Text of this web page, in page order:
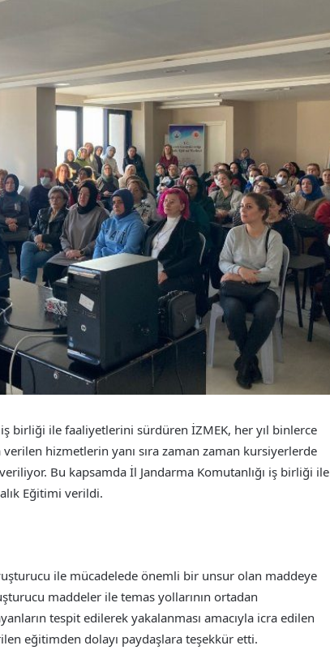
birliği ile faaliyetlerini sürdüren İZMEK, her yıl binlerce
hizmetlerin yanı sıra zaman zaman kursiyerlerde
Bu kapsamda İl Jandarma Komutanlığı iş birliği ile
Eğitimi verildi.
ile mücadelede önemli bir unsur olan maddeye
maddeler ile temas yollarının ortadan
tespit edilerek yakalanması amacıyla icra edilen
eğitimden dolayı paydaşlara teşekkür etti.